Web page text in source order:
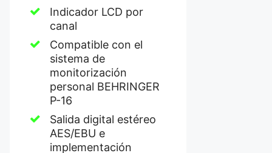
Indicador LCD por
canal
Compatible con el
sistema de
monitorización
personal BEHRINGER
P-16
Salida digital estéreo
AES/EBU e
implementación